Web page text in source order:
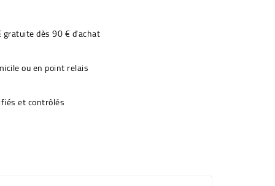
dès 90 € d'achat
ou en point relais
et contrôlés